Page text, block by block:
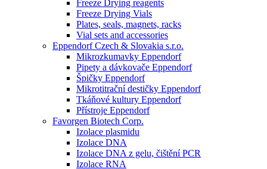
Freeze Drying reagents
Freeze Drying Vials
Plates, seals, magnets, racks
Vial sets and accessories
Eppendorf Czech & Slovakia s.r.o.
Mikrozkumavky Eppendorf
Pipety a dávkovače Eppendorf
Špičky Eppendorf
Mikrotitrační destičky Eppendorf
Tkáňové kultury Eppendorf
Přístroje Eppendorf
Favorgen Biotech Corp.
Izolace plasmidu
Izolace DNA
Izolace DNA z gelu, čištění PCR
Izolace RNA